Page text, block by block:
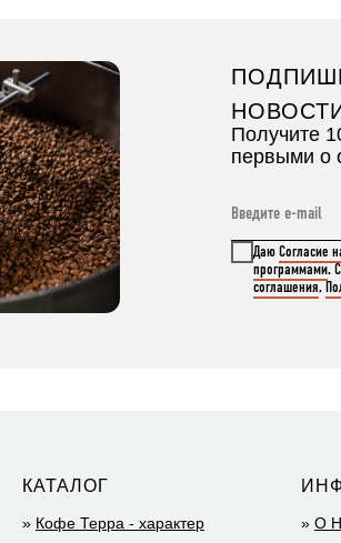
Получите
первыми о
ДаюСогласие
программами.
соглашения,
КАТАЛОГ
» Кофе Терра - характер » О